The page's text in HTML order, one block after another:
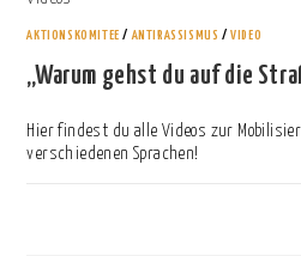
AKTIONSKOMITEE /ANTIRASSISMUS /VIDEO
„Warum gehst du auf die
Hier findest du alle Videos zur
verschiedenen Sprachen!